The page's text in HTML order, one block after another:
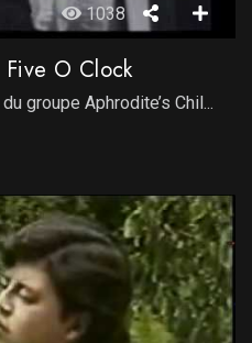
1038
Five O Clock
groupe Aphrodite’s Chil...